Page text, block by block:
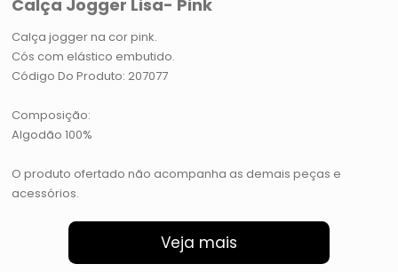
Calça Jogger Lisa- Pink
Calça jogger na cor pink.
Cós com elástico embutido.
Código Do Produto: 207077
Composição:
Algodão 100%
O produto ofertado não acompanha as demais peças e
acessórios.
Veja mais